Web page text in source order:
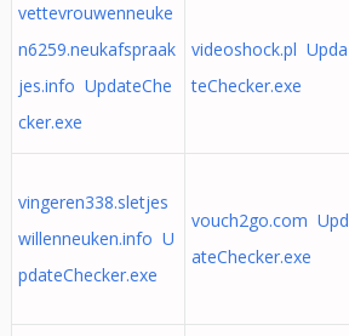
vettevrouwenneuke
n6259.neukafspraak
jes.info UpdateChe
cker.exe
videoshock.pl Upda
teChecker.exe
vingeren338.sletjes
willenneuken.info U
pdateChecker.exe
vouch2go.com Upd
ateChecker.exe